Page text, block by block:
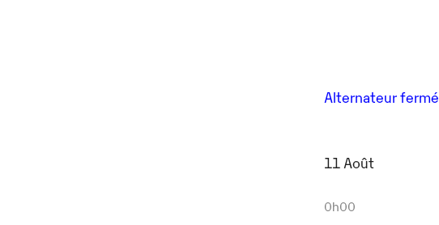
Alternateur fermé
11 Août
0h00